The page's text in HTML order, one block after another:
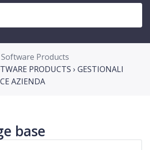
Products
PRODUCTS › GESTIONALI
AZIENDA
base